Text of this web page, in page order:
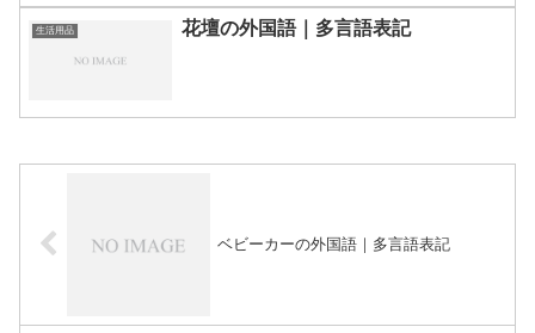
生活用品 花壇の外国語｜多言語表記
ベビーカーの外国語｜多言語表記